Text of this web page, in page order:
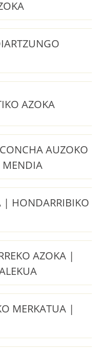
AZOKA
AUZOKO
| HONDARRIBIKO
AZOKA |
MERKATUA |